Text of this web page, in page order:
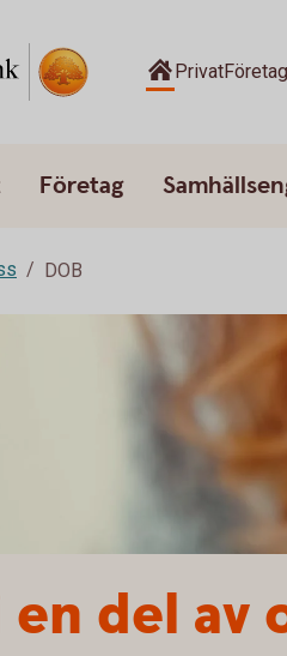
PrivatFöretag
Företag
DOB
en del av